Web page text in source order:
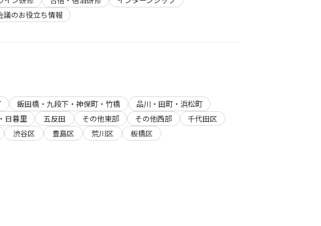
議のお役立ち情報
飯田橋・九段下・神保町・竹橋
品川・田町・浜松町
日暮里 五反田 その他東部 その他西部
千代田区
渋谷区 豊島区 荒川区
板橋区